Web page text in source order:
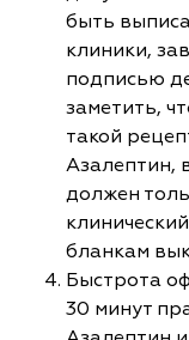
быть
клиники,
подписью
заметить,
такой
Азалептин,
должен
бланкам
Быстрота
30 минут